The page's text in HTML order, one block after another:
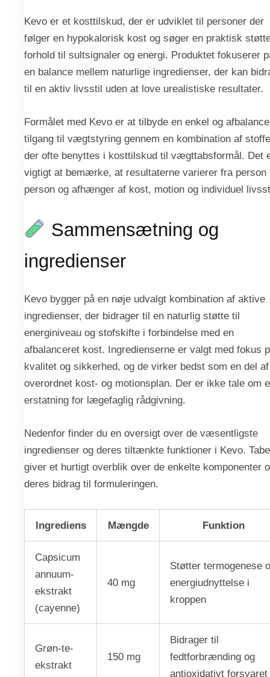
Kevo er et kosttilskud, der er udviklet til personer der
følger en hypokalorisk kost og søger en praktisk
forhold til sultsignaler og energi. Produktet fokuserer
en balance mellem naturlige ingredienser, der kan
til en aktiv livsstil uden at love urealistiske resultater.
Formålet med Kevo er at tilbyde en enkel og
tilgang til vægtstyring gennem en kombination af
der ofte benyttes i kosttilskud til vægttabsformål. Det
vigtigt at bemærke, at resultaterne varierer fra person
person og afhænger af kost, motion og individuel
Sammensætning og
ingredienser
Kevo bygger på en nøje udvalgt kombination af aktive
ingredienser, der bidrager til en naturlig støtte til
energiniveau og stofskifte i forbindelse med en
afbalanceret kost. Ingredienserne er valgt med fokus
kvalitet og sikkerhed, og de virker bedst som en del
overordnet kost- og motionsplan. Der er ikke tale om
erstatning for lægefaglig rådgivning.
Nedenfor finder du en oversigt over de væsentligste
ingredienser og deres tiltænkte funktioner i Kevo.
giver et hurtigt overblik over de enkelte komponenter
deres bidrag til formuleringen.
Ingrediens Mængde Funktion
Capsicum
annuum-
ekstrakt
(cayenne)
40 mg
Støtter termogenese
energiudnyttelse i
kroppen
Grøn-te-
ekstrakt
150 mg
Bidrager til
fedtforbrænding og
antioxidativt forsvaret